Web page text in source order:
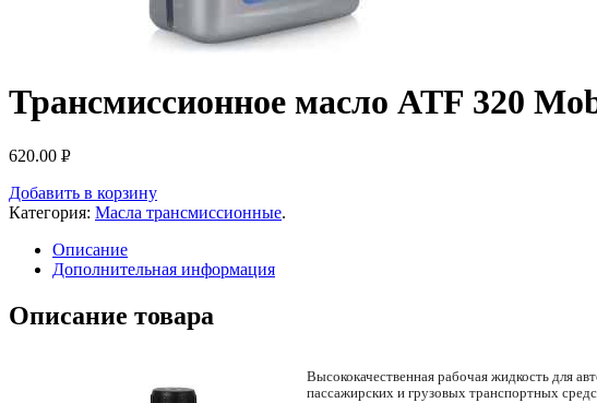
Трансмиссионное масло ATF 320
620.00 Р
Добавить в корзину
Категория: Масла трансмиссионные.
Описание
Дополнительная информация
Описание товара
Высококачественная рабочая жидкость для
пассажирских и грузовых транспортных